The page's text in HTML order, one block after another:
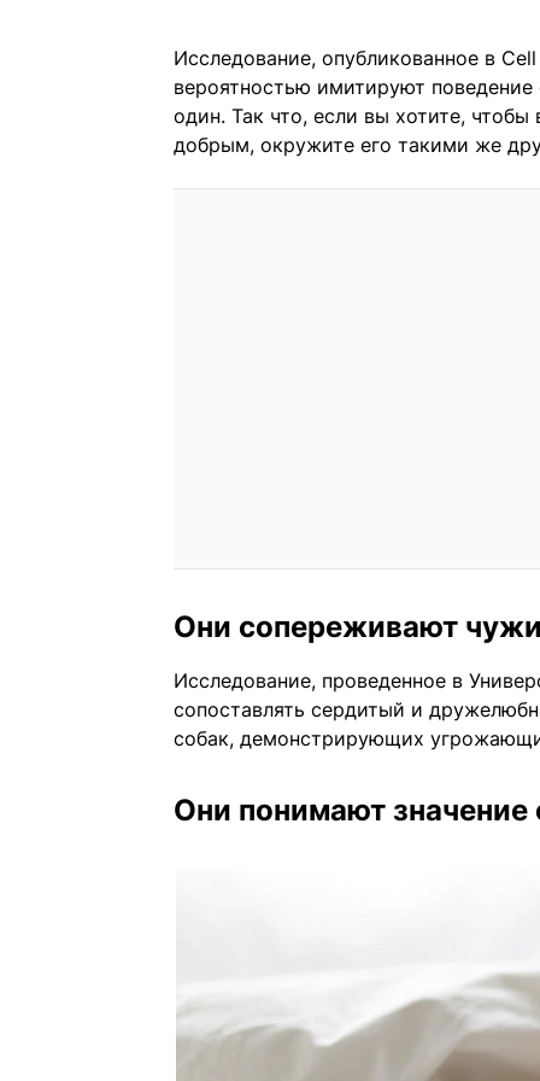
Исследование, опубликованное в
вероятностью имитируют поведение
один. Так что, если вы хотите,
добрым, окружите его такими же
Они сопереживают
Исследование, проведенное в
сопоставлять сердитый и
собак, демонстрирующих
Они понимают значение